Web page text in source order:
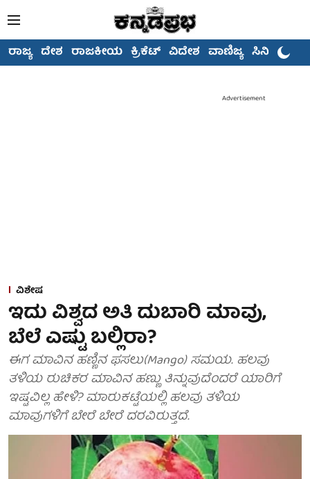
ರಾಜ್ಯ ದೇಶ ರಾಜಕೀಯ ಕ್ರಿಕೆಟ್ ವಿದೇಶ ವಾಣಿಜ್ಯ ಸಿನಿಮಾ
Advertisement
ವಿಶೇಷ
ಇದು ವಿಶ್ವದ ಅತಿ ದುಬಾರಿ ಮಾವು,
ಬೆಲೆ ಎಷ್ಟು ಬಲ್ಲಿರಾ?
ಈಗ ಮಾವಿನ ಹಣ್ಣಿನ ಫಸಲು(Mango) ಸಮಯ. ಹಲವು
ತಳಿಯ ರುಚಿಕರ ಮಾವಿನ ಹಣ್ಣು ತಿನ್ನುವುದೆಂದರೆ ಯಾರಿಗೆ
ಇಷ್ಟವಿಲ್ಲ ಹೇಳಿ? ಮಾರುಕಟ್ಟೆಯಲ್ಲಿ ಹಲವು ತಳಿಯ
ಮಾವುಗಳಿಗೆ ಬೇರೆ ಬೇರೆ ದರವಿರುತ್ತದೆ.